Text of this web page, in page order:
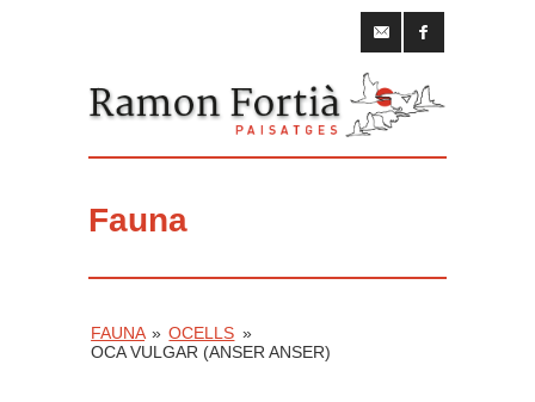
Fauna
FAUNA » OCELLS »
OCA VULGAR (ANSER ANSER)